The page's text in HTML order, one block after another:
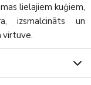
lielajiem kuģiem,
izsmalcināts un
virtuve.